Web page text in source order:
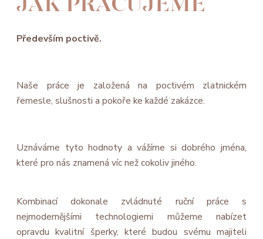
Především poctivě.
Naše práce je založená na poctivém zlatnickém
řemesle, slušnosti a pokoře ke každé zakázce.
Uznáváme tyto hodnoty a vážíme si dobrého jména,
které pro nás znamená víc než cokoliv jiného.
Kombinací dokonale zvládnuté ruční práce s
nejmodernějšími technologiemi můžeme nabízet
opravdu kvalitní šperky, které budou svému majiteli